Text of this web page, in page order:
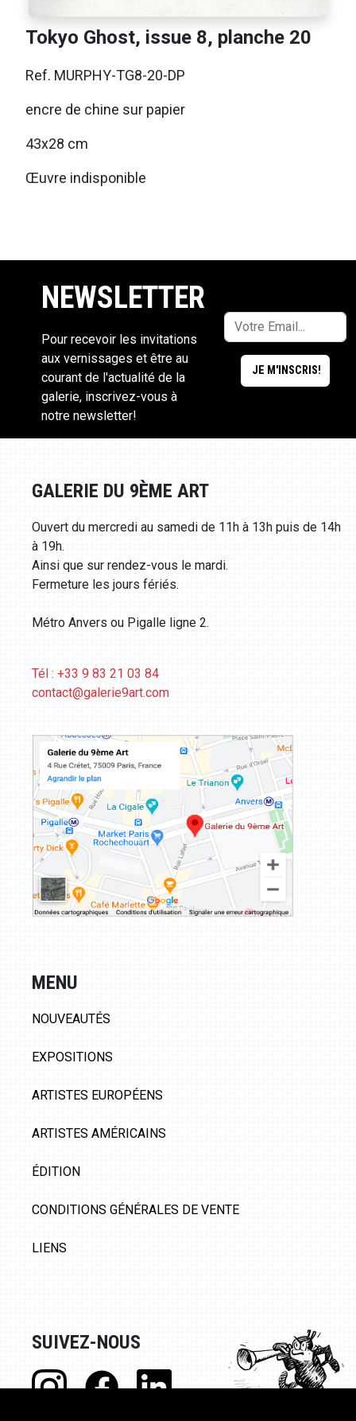
Tokyo Ghost, issue 8, planche 20
Ref. MURPHY-TG8-20-DP
encre de chine sur papier
43x28 cm
Œuvre indisponible
NEWSLETTER
Pour recevoir les invitations
aux vernissages et être au
courant de l'actualité de la
galerie, inscrivez-vous à
notre newsletter!
GALERIE DU 9ÈME ART
Ouvert du mercredi au samedi de 11h à 13h puis de 14h
à 19h.
Ainsi que sur rendez-vous le mardi.
Fermeture les jours fériés.
Métro Anvers ou Pigalle ligne 2.
Tél : +33 9 83 21 03 84
contact@galerie9art.com
MENU
NOUVEAUTÉS
EXPOSITIONS
ARTISTES EUROPÉENS
ARTISTES AMÉRICAINS
ÉDITION
CONDITIONS GÉNÉRALES DE VENTE
LIENS
SUIVEZ-NOUS